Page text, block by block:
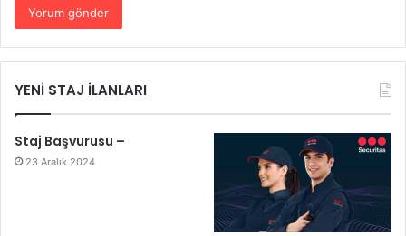
YENİ STAJ İLANLARI
Staj Başvurusu –
23 Aralık 2024